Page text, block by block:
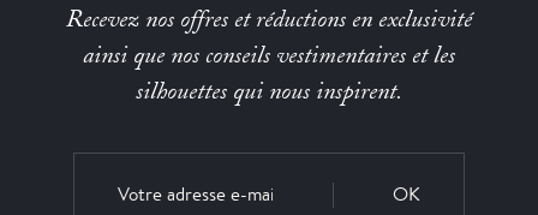
Recevez nos offres et réductions en exclusivité
ainsi que nos conseils vestimentaires et les
silhouettes qui nous inspirent.
OK